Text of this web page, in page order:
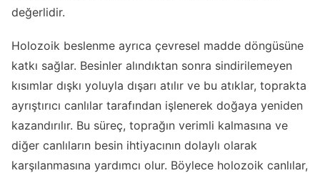
değerlidir.
Holozoik beslenme ayrıca çevresel madde döngüsüne
katkı sağlar. Besinler alındıktan sonra sindirilemeyen
kısımlar dışkı yoluyla dışarı atılır ve bu atıklar, toprakta
ayrıştırıcı canlılar tarafından işlenerek doğaya yeniden
kazandırılır. Bu süreç, toprağın verimli kalmasına ve
diğer canlıların besin ihtiyacının dolaylı olarak
karşılanmasına yardımcı olur. Böylece holozoik canlılar,